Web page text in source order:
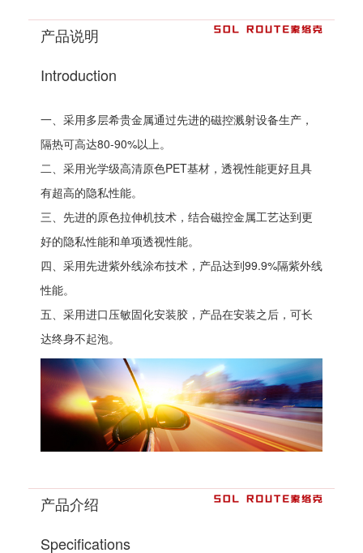
产品说明
Introduction
一、采用多层希贵金属通过先进的磁控溅射设备生产，
隔热可高达80-90%以上。
二、采用光学级高清原色PET基材，透视性能更好且具
有超高的隐私性能。
三、先进的原色拉伸机技术，结合磁控金属工艺达到更
好的隐私性能和单项透视性能。
四、采用先进紫外线涂布技术，产品达到99.9%隔紫外线
性能。
五、采用进口压敏固化安装胶，产品在安装之后，可长
达终身不起泡。
产品介绍
Specifications